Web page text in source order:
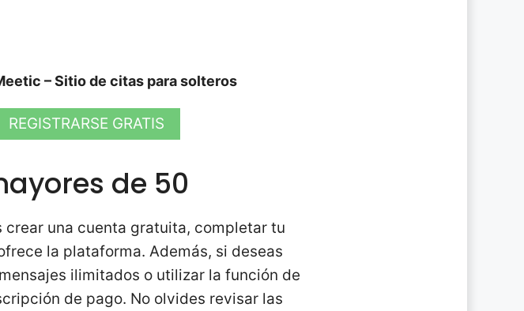
– Sitio de citas para solteros
REGISTRARSE GRATIS
de 50
una cuenta gratuita, completar tu
la plataforma. Además, si deseas
ilimitados o utilizar la función de
de pago. No olvides revisar las